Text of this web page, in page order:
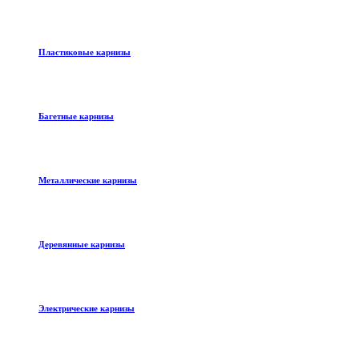
Пластиковые карнизы
Багетные карнизы
Металлические карнизы
Деревянные карнизы
Электрические карнизы